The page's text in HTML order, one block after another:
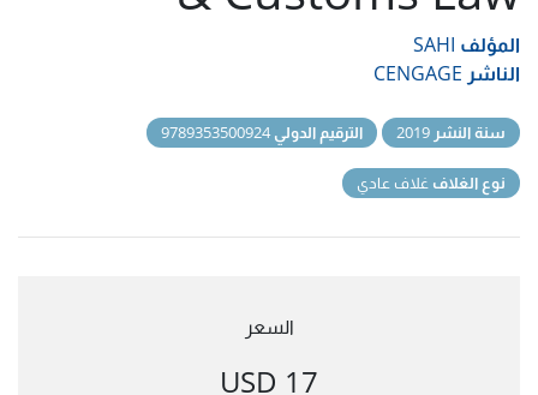
المؤلف SAHI
الناشر CENGAGE
سنة النشر الترقيم الدولي
نوع الغلاف غلاف عادي
السعر
17 USD